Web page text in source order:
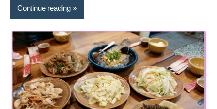
Continue reading